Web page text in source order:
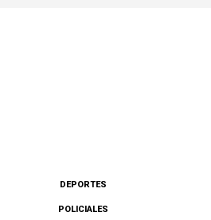
DEPORTES
POLICIALES